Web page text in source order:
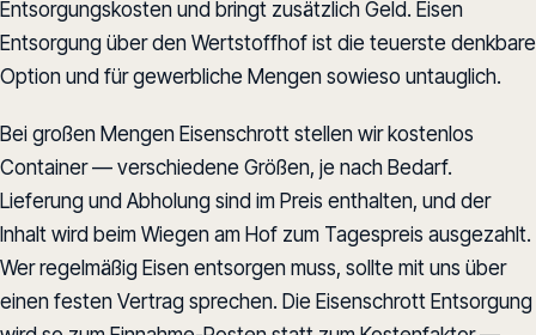
Entsorgungskosten und bringt zusätzlich Geld. Eisen
Entsorgung über den Wertstoffhof ist die teuerste denkbare
Option und für gewerbliche Mengen sowieso untauglich.
Bei großen Mengen Eisenschrott stellen wir kostenlos
Container — verschiedene Größen, je nach Bedarf.
Lieferung und Abholung sind im Preis enthalten, und der
Inhalt wird beim Wiegen am Hof zum Tagespreis ausgezahlt.
Wer regelmäßig Eisen entsorgen muss, sollte mit uns über
einen festen Vertrag sprechen. Die Eisenschrott Entsorgung